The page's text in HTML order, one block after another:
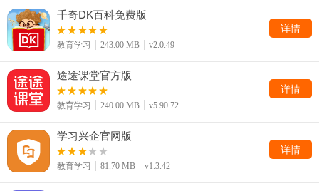
千奇DK百科免费版
教育学习 243.00 MB v2.0.49
详情
途途课堂官方版
教育学习 240.00 MB v5.90.72
详情
学习兴企官网版
教育学习 81.70 MB v1.3.42
详情